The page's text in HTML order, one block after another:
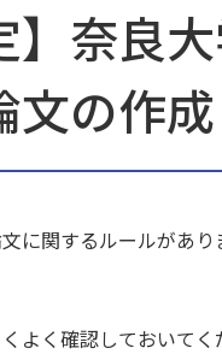
】奈良
の作
に関するルールがあり
よく確認しておいてく